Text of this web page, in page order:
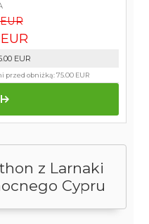
z Larnaki
Cypru
EUR
EUR
EUR
przed obniżką:75.00 EUR